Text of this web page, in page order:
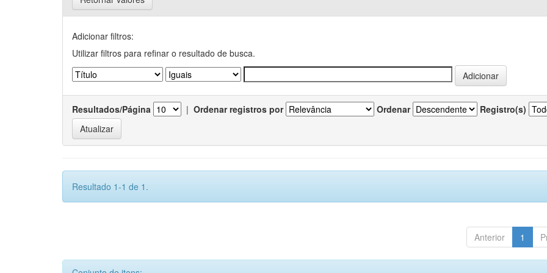
Adicionar filtros:
Utilizar filtros para refinar o resultado de busca.
Resultados/Página | Ordenar registros por Ordenar Registro(s)
Resultado 1-1 de 1.
Anterior 1